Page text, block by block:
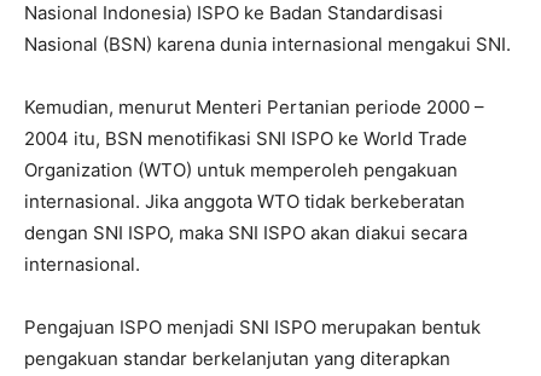
Nasional Indonesia) ISPO ke Badan Standardisasi
Nasional (BSN) karena dunia internasional mengakui SNI.
Kemudian, menurut Menteri Pertanian periode 2000 –
2004 itu, BSN menotifikasi SNI ISPO ke World Trade
Organization (WTO) untuk memperoleh pengakuan
internasional. Jika anggota WTO tidak berkeberatan
dengan SNI ISPO, maka SNI ISPO akan diakui secara
internasional.
Pengajuan ISPO menjadi SNI ISPO merupakan bentuk
pengakuan standar berkelanjutan yang diterapkan